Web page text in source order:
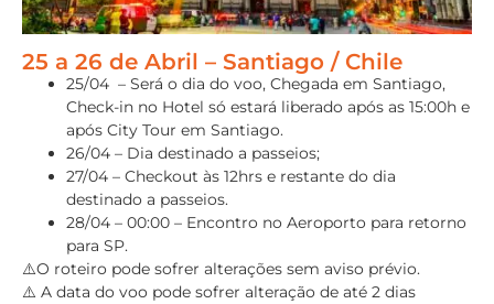
25 a 26 de Abril – Santiago / Chile
25/04 – Será o dia do voo, Chegada em Santiago,
Check-in no Hotel só estará liberado após as 15:00h e
após City Tour em Santiago.
26/04 – Dia destinado a passeios;
27/04 – Checkout às 12hrs e restante do dia
destinado a passeios.
28/04 – 00:00 – Encontro no Aeroporto para retorno
para SP.
⚠️O roteiro pode sofrer alterações sem aviso prévio.
⚠️ A data do voo pode sofrer alteração de até 2 dias